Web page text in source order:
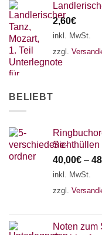
2,60€
inkl. MwSt.
zzgl.
BELIEBT
Sichthüllen
40,00€ –
inkl. MwSt.
zzgl.
Noten zum